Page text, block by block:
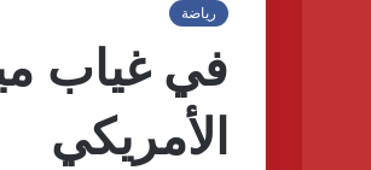
رياضة
في غياب
الأمريكي